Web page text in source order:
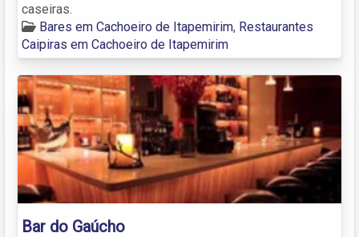
caseiras.
Bares em Cachoeiro de Itapemirim, Restaurantes
Caipiras em Cachoeiro de Itapemirim
Bar do Gaúcho